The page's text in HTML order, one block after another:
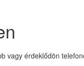
vagy érdeklődön